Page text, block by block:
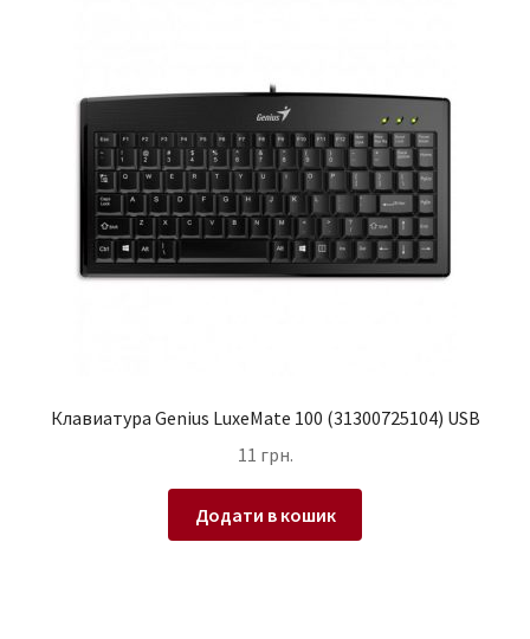
Клавиатура Genius LuxeMate 100 (31300725104) USB
11 грн.
Додати в кошик